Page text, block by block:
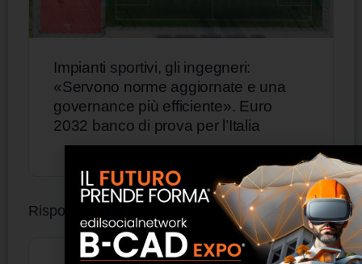
Impianti sportivi, gli ingegneri:
«Servono norme aggiornate e una
governance più efficiente». Euro
2032 banco di prova per l’Italia
Risposte